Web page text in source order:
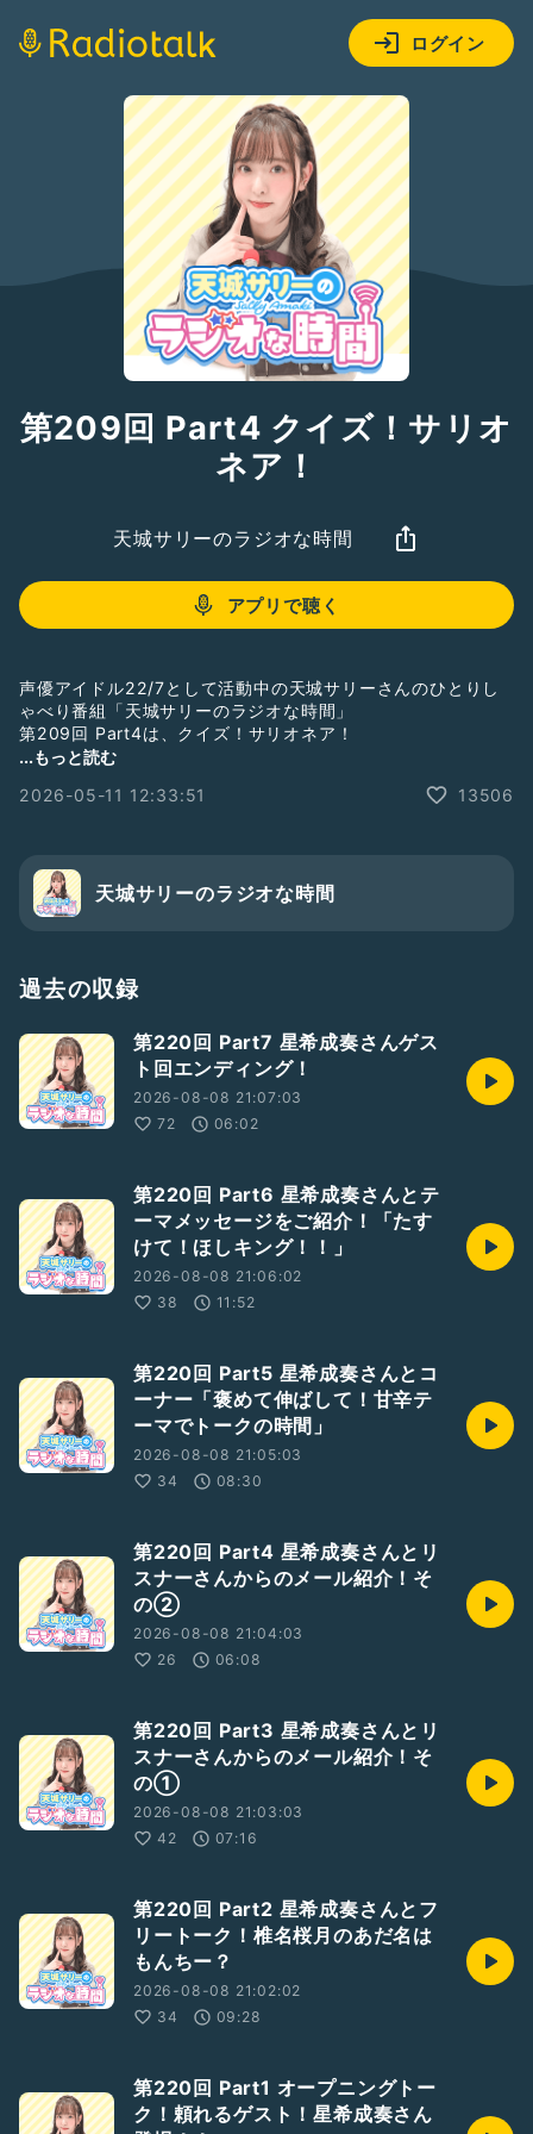
ログイン
第209回 Part4 クイズ！サリオ
ネア！
天城サリーのラジオな時間
アプリで聴く
声優アイドル22/7として活動中の天城サリーさんのひとりし
ゃべり番組「天城サリーのラジオな時間」
第209回 Part4は、クイズ！サリオネア！
で、そちらも是非お付き合い下さいね。
Radiotalkの番組ページからご入会ください！
#ナナニジ
...もっと読む
2026-05-11 12:33:51
13506
天城サリーのラジオな時間
過去の収録
第220回 Part7 星希成奏さんゲス
ト回エンディング！
2026-08-08 21:07:03
72
06:02
第220回 Part6 星希成奏さんとテ
ーマメッセージをご紹介！「たす
けて！ほしキング！！」
2026-08-08 21:06:02
38
11:52
第220回 Part5 星希成奏さんとコ
ーナー「褒めて伸ばして！甘辛テ
ーマでトークの時間」
2026-08-08 21:05:03
34
08:30
第220回 Part4 星希成奏さんとリ
スナーさんからのメール紹介！そ
の②
2026-08-08 21:04:03
26
06:08
第220回 Part3 星希成奏さんとリ
スナーさんからのメール紹介！そ
の①
2026-08-08 21:03:03
42
07:16
第220回 Part2 星希成奏さんとフ
リートーク！椎名桜月のあだ名は
もんちー？
2026-08-08 21:02:02
34
09:28
第220回 Part1 オープニングトー
ク！頼れるゲスト！星希成奏さん